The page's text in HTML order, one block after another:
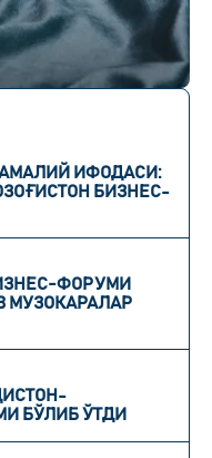
ИФОДАСИ:
БИЗНЕС-
ФОРУМИ
МУЗОКАРАЛАР
БЎЛИБ ЎТДИ